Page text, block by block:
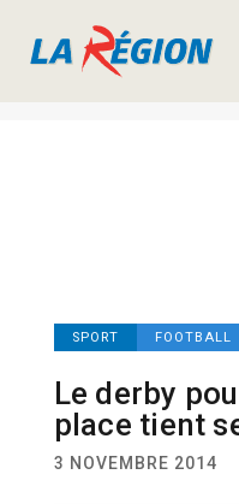
SPORT FOOTBALL
Le derby
place tient
3 NOVEMBRE 2014